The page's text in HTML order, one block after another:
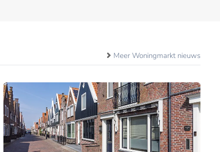
Meer Woningmarkt nieuws